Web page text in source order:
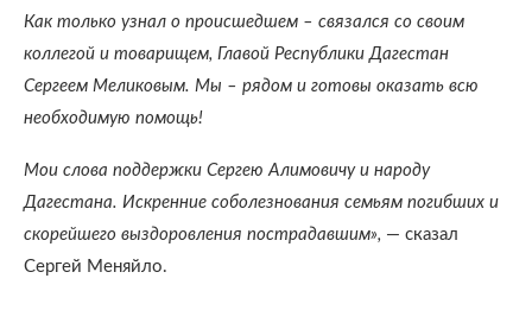
Как только узнал о происшедшем – связался со своим
коллегой и товарищем, Главой Республики Дагестан
Сергеем Меликовым. Мы – рядом и готовы оказать всю
необходимую помощь!
Мои слова поддержки Сергею Алимовичу и народу
Дагестана. Искренние соболезнования семьям погибших и
скорейшего выздоровления пострадавшим», — сказал
Сергей Меняйло.